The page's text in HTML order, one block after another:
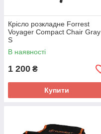
Крісло розкладне Forrest
Voyager Compact Chair Gray
S
В наявності
1 200 ₴
Купити